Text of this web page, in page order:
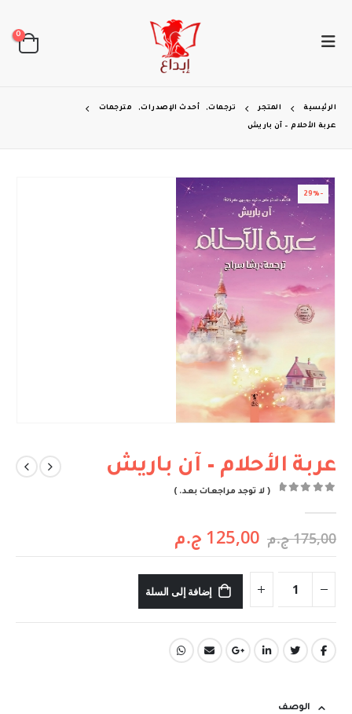
0
الرئيسية المتجر ترجمات, أحدث الإصدرات, مترجمات
عربة الأحلام – آن باريش
-29%
عربة الأحلام – آن باريش
( لا توجد مراجعات بعد. )
175,00 ج.م 125,00 ج.م
إضافة إلى السلة
الوصف